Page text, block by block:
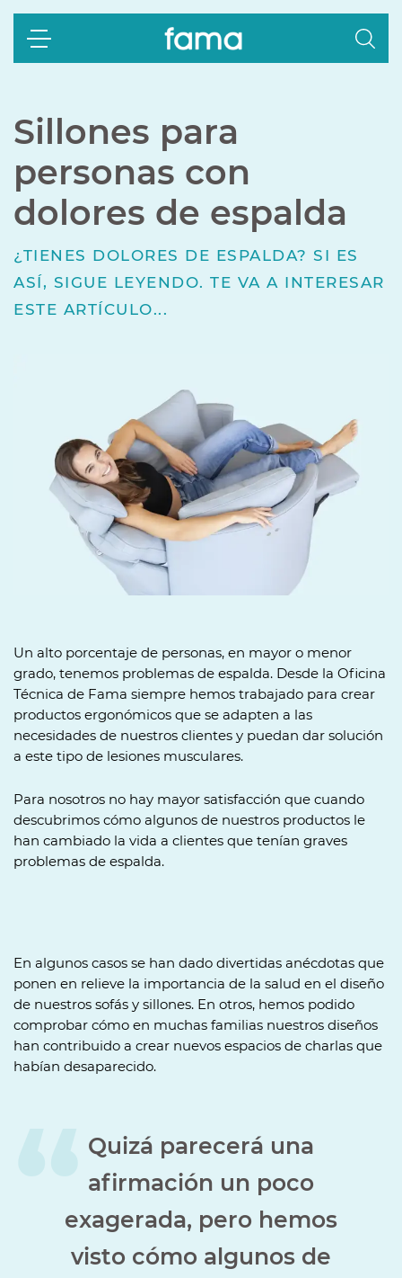
Sillones para
personas con
dolores de espalda
¿TIENES DOLORES DE ESPALDA? SI ES
ASÍ, SIGUE LEYENDO. TE VA A INTERESAR
ESTE ARTÍCULO...
Un alto porcentaje de personas, en mayor o menor
grado, tenemos problemas de espalda. Desde la Oficina
Técnica de Fama siempre hemos trabajado para crear
productos ergonómicos que se adapten a las
necesidades de nuestros clientes y puedan dar solución
a este tipo de lesiones musculares.
Para nosotros no hay mayor satisfacción que cuando
descubrimos cómo algunos de nuestros productos le
han cambiado la vida a clientes que tenían graves
problemas de espalda.
En algunos casos se han dado divertidas anécdotas que
ponen en relieve la importancia de la salud en el diseño
de nuestros sofás y sillones. En otros, hemos podido
comprobar cómo en muchas familias nuestros diseños
han contribuido a crear nuevos espacios de charlas que
habían desaparecido.
Quizá parecerá una
afirmación un poco
exagerada, pero hemos
visto cómo algunos de